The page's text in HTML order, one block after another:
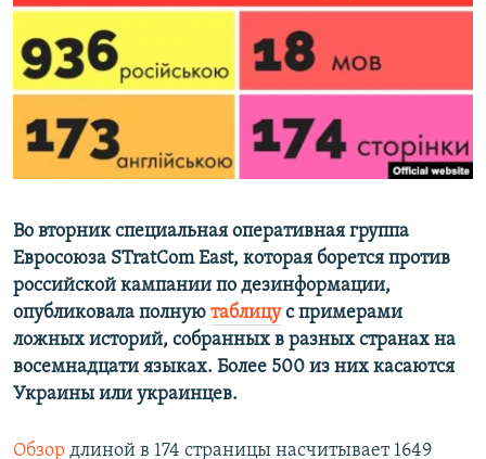
ПРОПАВШИЕ БЕЗ ВЕСТИ
ПОБЕДИТЕЛЕЙ НЕ СУДЯТ?
КРЫМ.НЕПОКОРЕННЫЙ
ELIFBE
УКРАИНСКАЯ ПРОБЛЕМА КРЫМА
ПРИСОЕДИНЯЙТЕСЬ!
Во вторник специальная оперативная группа
Евросоюза STratCom East, которая борется против
российской кампании по дезинформации,
опубликовала полную таблицус примерами
ложных историй, собранных в разных странах на
восемнадцати языках. Более 500 из них касаются
Украины или украинцев.
Обзор длиной в 174 страницы насчитывает 1649